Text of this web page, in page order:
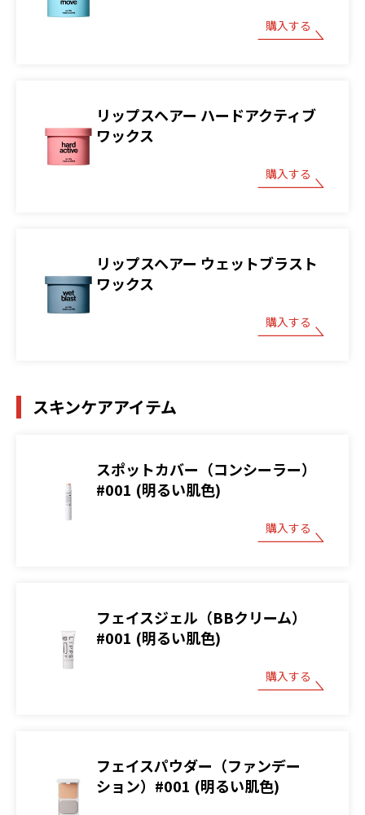
購入する
リップスヘアー ハードアクティブ
ワックス
購入する
リップスヘアー ウェットブラスト
ワックス
購入する
スキンケアアイテム
スポットカバー（コンシーラー）
#001 (明るい肌色)
購入する
フェイスジェル（BBクリーム）
#001 (明るい肌色)
購入する
フェイスパウダー（ファンデー
ション）#001 (明るい肌色)